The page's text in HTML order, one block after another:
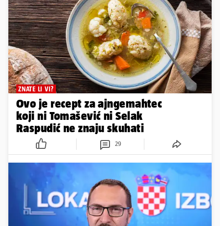
ZNATE LI VI?
Ovo je recept za ajngemahtec
koji ni Tomašević ni Selak
Raspudić ne znaju skuhati
29